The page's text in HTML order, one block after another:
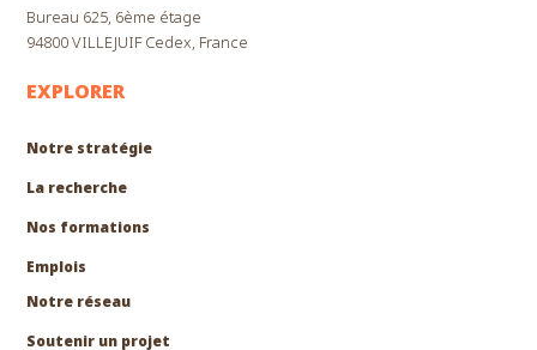
Bureau 625, 6ème étage
94800 VILLEJUIF Cedex, France
EXPLORER
Notre stratégie
La recherche
Nos formations
Emplois
Notre réseau
Soutenir un projet